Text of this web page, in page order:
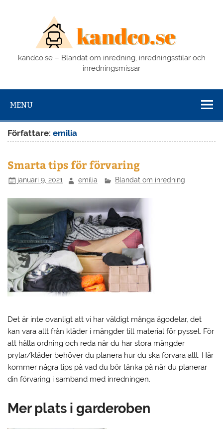
kandco.se – Blandat om inredning, inredningsstilar och
inredningsmissar
MENU
Författare:emilia
Smarta tips för förvaring
januari 9, 2021 emilia Blandat om inredning
Det är inte ovanligt att vi har väldigt många ägodelar, det
kan vara allt från kläder i mängder till material för pyssel. För
att hålla ordning och reda när du har stora mängder
prylar/kläder behöver du planera hur du ska förvara allt. Här
kommer några tips på vad du bör tänka på när du planerar
din förvaring i samband med inredningen.
Mer plats i garderoben